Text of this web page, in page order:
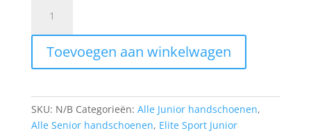
SPORT
VIBORA
aantal
Toevoegen aan winkelwagen
SKU: N/B Categorieën: Alle Junior handschoenen,
Alle Senior handschoenen, Elite Sport Junior